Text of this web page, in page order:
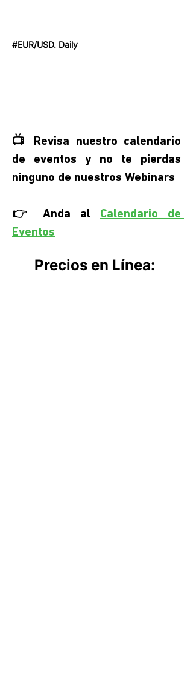
#EUR/USD. Daily
📺 Revisa nuestro calendario
de eventos y no te pierdas
ninguno de nuestros Webinars
👉 Anda al Calendario de
Eventos
Precios en Línea: